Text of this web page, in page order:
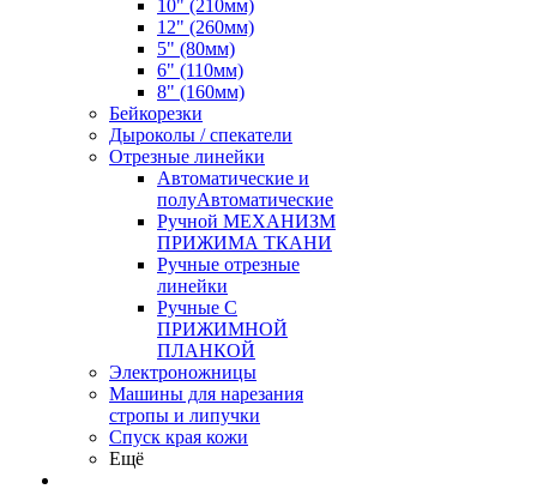
10" (210мм)
12" (260мм)
5" (80мм)
6" (110мм)
8" (160мм)
Бейкорезки
Дыроколы / спекатели
Отрезные линейки
Автоматические и
полуАвтоматические
Ручной МЕХАНИЗМ
ПРИЖИМА ТКАНИ
Ручные отрезные
линейки
Ручные С
ПРИЖИМНОЙ
ПЛАНКОЙ
Электроножницы
Машины для нарезания
стропы и липучки
Спуск края кожи
Ещё